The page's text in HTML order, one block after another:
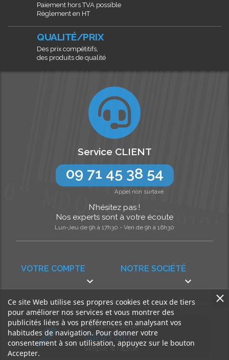
Paiement hors TVA possible
Règlement en HT
QUALITÉ/PRIX
Des prix compétitifs,
des produits de qualité
NOTRE SOCIÉTÉ

VOTRE COMPTE

Service CLIENT
09 71 45 38 54
Appel non surtaxé
N’hésitez pas !
Nos experts sont à votre écoute
Lun-Jeu de 9h à 17h30 - Ven de 9h à 16h30
Demande de devis
GRATUIT
Simple & rapide
Ce site Web utilise ses propres cookies et ceux de tiers
pour améliorer nos services et vous montrer des
publicités liées à vos préférences en analysant vos
habitudes de navigation. Pour donner votre
consentement à son utilisation, appuyez sur le bouton
Accepter.